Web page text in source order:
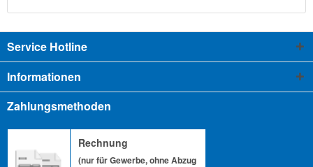
Service Hotline
Informationen
Zahlungsmethoden
Rechnung
(nur für Gewerbe, ohne Abzug